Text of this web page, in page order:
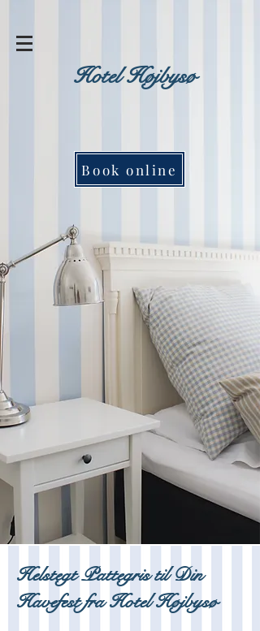
Hotel Højbysø
Book online
Helstegt Pattegris til Din
Havefest fra Hotel Højbysø